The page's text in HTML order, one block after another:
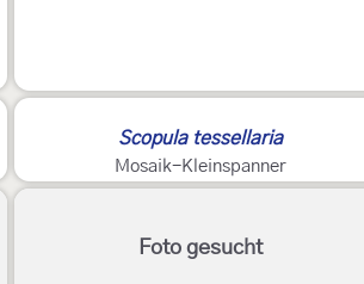
Scopula tessellaria
Mosaik-Kleinspanner
Foto gesucht